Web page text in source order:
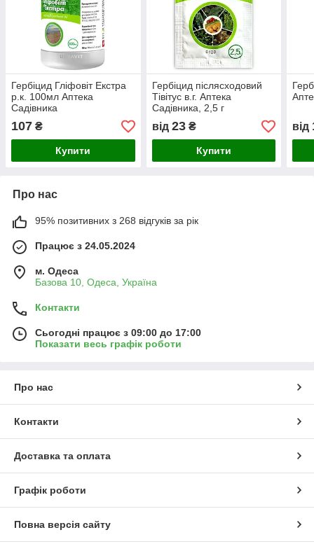
Гербіцид Гліфовіт Екстра
р.к. 100мл Аптека
Садівника
107 ₴
Купити
Гербіцид післясходовий
Тівітус в.г. Аптека
Садівника, 2,5 г
від 23₴
Купити
від
Про нас
95% позитивних з 268 відгуків за рік
Працює з 24.05.2024
м. Одеса
Базова 10, Одеса, Україна
Контакти
Сьогодні працює з 09:00 до 17:00
Показати весь графік роботи
Про нас
Контакти
Доставка та оплата
Графік роботи
Повна версія сайту